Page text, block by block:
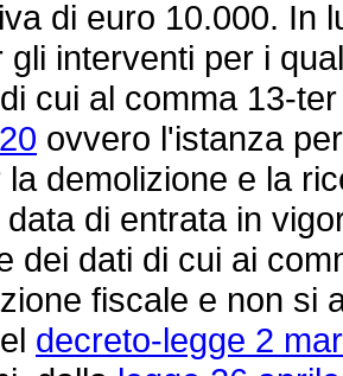
di euro 10.000. In
gli interventi per i
cui al comma 13-
ovvero l'istanza
demolizione e la
di entrata in
dei dati di cui ai
fiscale e non si
decreto-legge 2